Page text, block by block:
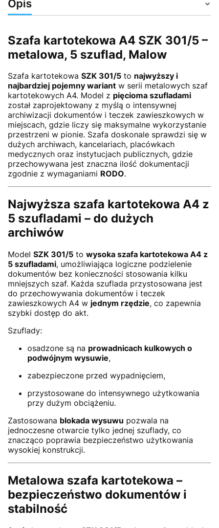
Opis
Szafa kartotekowa A4 SZK 301/5 –
metalowa, 5 szuflad, Malow
Szafa kartotekowa SZK 301/5 to najwyższy i
najbardziej pojemny wariant w serii metalowych szaf
kartotekowych A4. Model z pięcioma szufladami
został zaprojektowany z myślą o intensywnej
archiwizacji dokumentów i teczek zawieszkowych w
miejscach, gdzie liczy się maksymalne wykorzystanie
przestrzeni w pionie. Szafa doskonale sprawdzi się w
dużych archiwach, kancelariach, placówkach
medycznych oraz instytucjach publicznych, gdzie
przechowywana jest znaczna ilość dokumentacji
zgodnie z wymaganiami RODO.
Najwyższa szafa kartotekowa A4 z
5 szufladami – do dużych
archiwów
Model SZK 301/5 to wysoka szafa kartotekowa A4 z
5 szufladami, umożliwiająca logiczne podzielenie
dokumentów bez konieczności stosowania kilku
mniejszych szaf. Każda szuflada przystosowana jest
do przechowywania dokumentów i teczek
zawieszkowych A4 w jednym rzędzie, co zapewnia
szybki dostęp do akt.
Szuflady:
osadzone są na prowadnicach kulkowych o
podwójnym wysuwie,
zabezpieczone przed wypadnięciem,
przystosowane do intensywnego użytkowania
przy dużym obciążeniu.
Zastosowana blokada wysuwu pozwala na
jednoczesne otwarcie tylko jednej szuflady, co
znacząco poprawia bezpieczeństwo użytkowania
wysokiej konstrukcji.
Metalowa szafa kartotekowa –
bezpieczeństwo dokumentów i
stabilność